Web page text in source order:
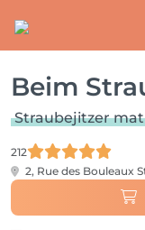
Beim
Straubejitzer mat
212
2, Rue des Bouleaux